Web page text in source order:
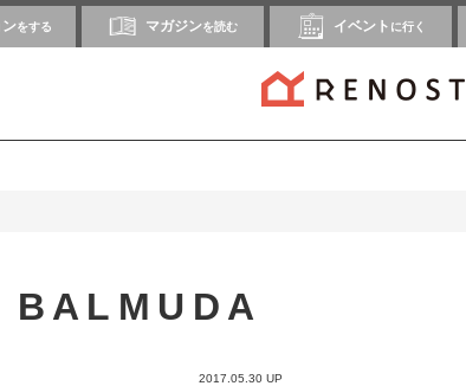
ンをする マガジンを読む イベント に行く
BALMUDA
2017.05.30 UP